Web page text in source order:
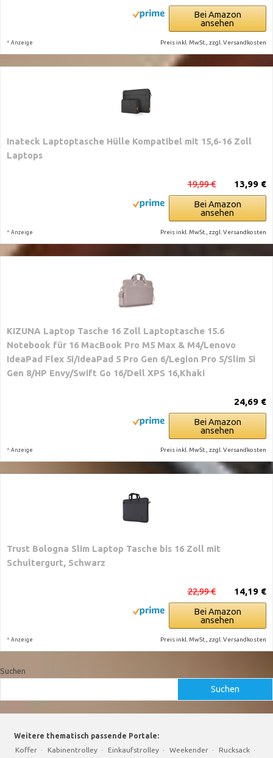
Bei Amazon
ansehen
* Anzeige Preis inkl. MwSt., zzgl. Versandkosten
Inateck Laptoptasche Hülle Kompatibel mit 15,6-16 Zoll
Laptops
13,99 €
19,99 €
Bei Amazon
ansehen
* Anzeige Preis inkl. MwSt., zzgl. Versandkosten
KIZUNA Laptop Tasche 16 Zoll Laptoptasche 15.6
Notebook für 16 MacBook Pro M5 Max & M4/Lenovo
IdeaPad Flex 5i/IdeaPad 5 Pro Gen 6/Legion Pro 5/Slim 5i
Gen 8/HP Envy/Swift Go 16/Dell XPS 16,Khaki
24,69 €
Bei Amazon
ansehen
* Anzeige Preis inkl. MwSt., zzgl. Versandkosten
Trust Bologna Slim Laptop Tasche bis 16 Zoll mit
Schultergurt, Schwarz
14,19 €
22,99 €
Bei Amazon
ansehen
* Anzeige Preis inkl. MwSt., zzgl. Versandkosten
Suchen
Suchen
Weitere thematisch passende Portale:
Koffer · Kabinentrolley · Einkaufstrolley · Weekender · Rucksack ·